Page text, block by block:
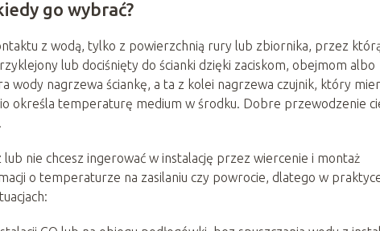
go wybrać?
z wodą, tylko z powierzchnią rury lub zbiornika, przez
lub dociśnięty do ścianki dzięki zaciskom, obejmom albo
wody nagrzewa ściankę, a ta z kolei nagrzewa czujnik, który
określa temperaturę medium w środku. Dobre przewodzenie
nie chcesz ingerować w instalację przez wiercenie i montaż
o temperaturze na zasilaniu czy powrocie, dlatego w